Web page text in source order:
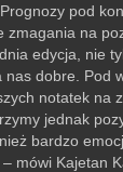
pod
na
edycja, nie
dobre. Pod
notatek na
jednak
bardzo
mówi Kajetan